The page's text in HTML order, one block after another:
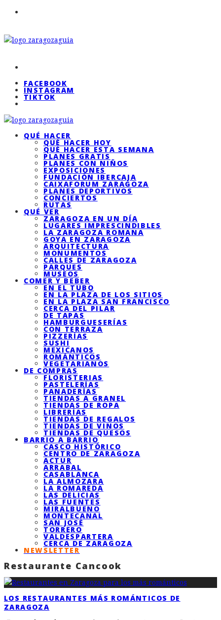
FACEBOOK
INSTAGRAM
TIKTOK
QUÉ HACER
QUÉ HACER HOY
QUÉ HACER ESTA SEMANA
PLANES GRATIS
PLANES CON NIÑOS
EXPOSICIONES
FUNDACIÓN IBERCAJA
CAIXAFORUM ZARAGOZA
PLANES DEPORTIVOS
CONCIERTOS
RUTAS
QUÉ VER
ZARAGOZA EN UN DÍA
LUGARES IMPRESCINDIBLES
LA ZARAGOZA ROMANA
GOYA EN ZARAGOZA
ARQUITECTURA
MONUMENTOS
CALLES DE ZARAGOZA
PARQUES
MUSEOS
COMER Y BEBER
EN EL TUBO
EN LA PLAZA DE LOS SITIOS
EN LA PLAZA SAN FRANCISCO
CERCA DEL PILAR
DE TAPAS
HAMBURGUESERÍAS
CON TERRAZA
PIZZERÍAS
SUSHI
MEXICANOS
ROMÁNTICOS
VEGETARIANOS
DE COMPRAS
FLORISTERIAS
PASTELERÍAS
PANADERÍAS
TIENDAS A GRANEL
TIENDAS DE ROPA
LIBRERÍAS
TIENDAS DE REGALOS
TIENDAS DE VINOS
TIENDAS DE QUESOS
BARRIO A BARRIO
CASCO HISTÓRICO
CENTRO DE ZARAGOZA
ACTUR
ARRABAL
CASABLANCA
LA ALMOZARA
LA ROMAREDA
LAS DELICIAS
LAS FUENTES
MIRALBUENO
MONTECANAL
SAN JOSÉ
TORRERO
VALDESPARTERA
CERCA DE ZARAGOZA
NEWSLETTER
Restaurante Cancook
LOS RESTAURANTES MÁS ROMÁNTICOS DE
ZARAGOZA